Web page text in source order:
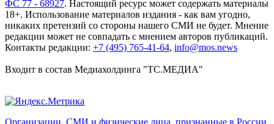
ФС 77 - 68927. Настоящий ресурс может содержать материалы
18+. Использование материалов издания - как вам угодно,
никаких претензий со стороны нашего СМИ не будет. Мнение
редакции может не совпадать с мнением авторов публикаций.
Контакты редакции: +7 (495) 765-41-64, info@mos.news
Входит в состав Медиахолдинга "ТС.МЕДИА"
Организации, СМИ и физические лица, признанные в России